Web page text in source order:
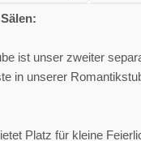
ist unser zweiter
in unserer
Platz für kleine